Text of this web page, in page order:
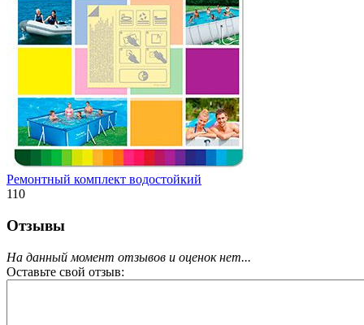
Ремонтный комплект водостойкий
110
Отзывы
На данный момент отзывов и оценок нет...
Оставьте свой отзыв: